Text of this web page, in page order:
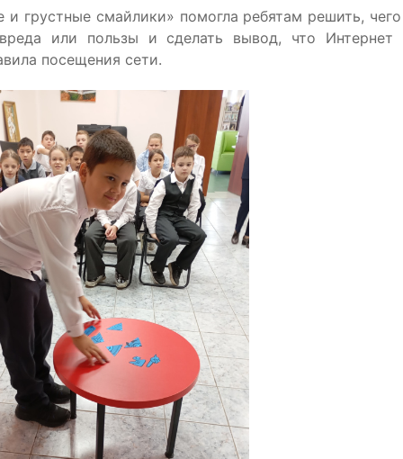
и грустные смайлики» помогла ребятам решить,
или пользы и сделать вывод, что Интернет
посещения сети.